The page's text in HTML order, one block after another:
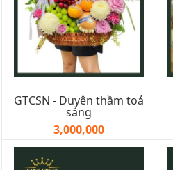
GTCSN - Duyên thầm toả
sáng
3,000,000